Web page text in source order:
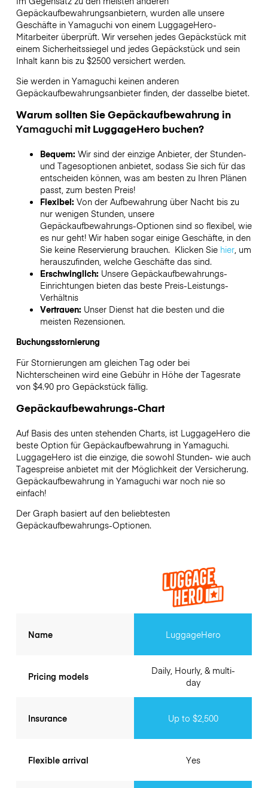
Gepäckaufbewahrungsanbietern, wurden alle unsere
Geschäfte in Yamaguchivon einem LuggageHero-
Mitarbeiter überprüft. Wir versehen jedes Gepäckstück mit
einem Sicherheitssiegel und jedes Gepäckstück und sein
Inhalt kann bis zu $2500versichert werden.
Sie werden in Yamaguchikeinen anderen
Gepäckaufbewahrungsanbieter finden, der dasselbe bietet.
Warum sollten Sie Gepäckaufbewahrung in
Yamaguchimit LuggageHero buchen?
Bequem: Wir sind der einzige Anbieter, der Stunden-
und Tagesoptionen anbietet, sodass Sie sich für das
entscheiden können, was am besten zu Ihren Plänen
passt, zum besten Preis!
Flexibel: Von der Aufbewahrung über Nacht bis zu
nur wenigen Stunden, unsere
Gepäckaufbewahrungs-Optionen sind so flexibel, wie
es nur geht! Wir haben sogar einige Geschäfte, in den
Sie keine Reservierung brauchen. Klicken Sie hier, um
herauszufinden, welche Geschäfte das sind.
Erschwinglich: Unsere Gepäckaufbewahrungs-
Einrichtungen bieten das beste Preis-Leistungs-
Verhältnis
Vertrauen: Unser Dienst hat die besten und die
meisten Rezensionen.
Buchungsstornierung
Für Stornierungen am gleichen Tag oder bei
Nichterscheinen wird eine Gebühr in Höhe der Tagesrate
von $4.90 pro Gepäckstück fällig.
Gepäckaufbewahrungs-Chart
Auf Basis des unten stehenden Charts, ist LuggageHero die
beste Option für Gepäckaufbewahrung in Yamaguchi.
LuggageHero ist die einzige, die sowohl Stunden- wie auch
Tagespreise anbietet mit der Möglichkeit der Versicherung.
Gepäckaufbewahrung in Yamaguchiwar noch nie so
einfach!
Der Graph basiert auf den beliebtesten
Gepäckaufbewahrungs-Optionen.
Name
Pricing models
Insurance
Flexible arrival
LuggageHero
Daily, Hourly, & multi-
day
Up to $2,500
Yes